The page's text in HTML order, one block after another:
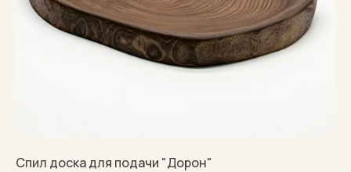
Спил доска для подачи "Дорон"